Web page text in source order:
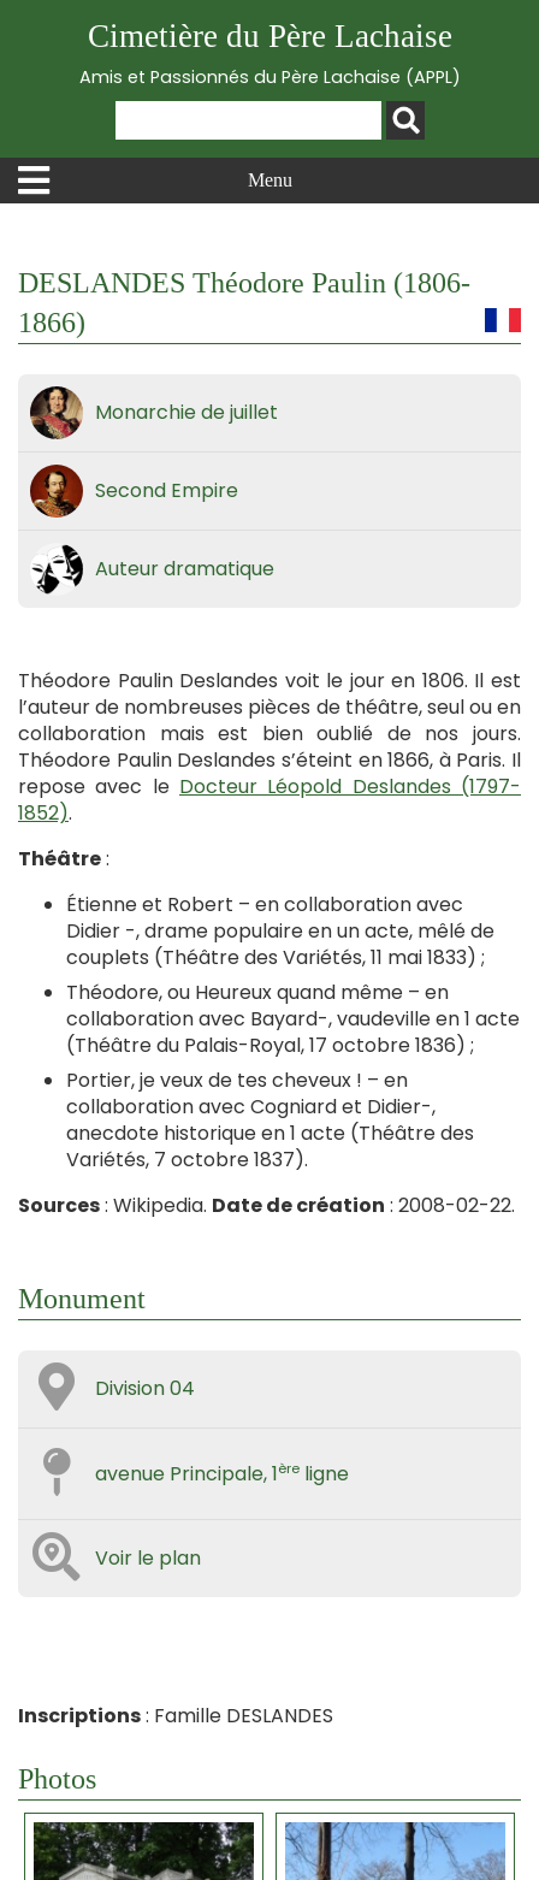
Cimetière du Père Lachaise
Amis et Passionnés du Père Lachaise (APPL)
Menu
DESLANDES Théodore Paulin (1806-
1866)
Monarchie de juillet
Second Empire
Auteur dramatique
Théodore Paulin Deslandes voit le jour en 1806. Il est
l’auteur de nombreuses pièces de théâtre, seul ou en
collaboration mais est bien oublié de nos jours.
Théodore Paulin Deslandes s’éteint en 1866, à Paris. Il
repose avec le Docteur Léopold Deslandes (1797-
1852).
Théâtre:
Étienne et Robert – en collaboration avec
Didier -, drame populaire en un acte, mêlé de
couplets (Théâtre des Variétés, 11 mai 1833) ;
Théodore, ou Heureux quand même – en
collaboration avec Bayard-, vaudeville en 1 acte
(Théâtre du Palais-Royal, 17 octobre 1836) ;
Portier, je veux de tes cheveux ! – en
collaboration avec Cogniard et Didier-,
anecdote historique en 1 acte (Théâtre des
Variétés, 7 octobre 1837).
Sources: Wikipedia. Date de création : 2008-02-22.
Monument
Division 04
avenue Principale, 1ère ligne
Voir le plan
Inscriptions: Famille DESLANDES
Photos